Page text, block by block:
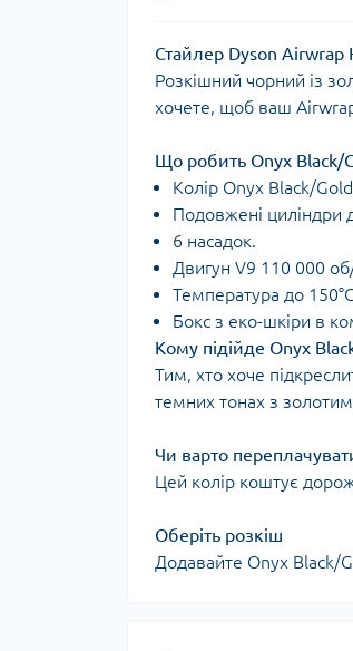
Стайлер Dyson Airwrap
Розкішний чорний із
хочете, щоб ваш
Що робить Onyx Black/
Колір Onyx Black/
Подовжені циліндри
6 насадок.
Двигун V9 110 000
Температура до
Бокс з еко-шкіри в
Кому підійде Onyx
Тим, хто хоче
темних тонах з
Чи варто
Цей колір коштує
Оберіть розкіш
Додавайте Onyx Black/